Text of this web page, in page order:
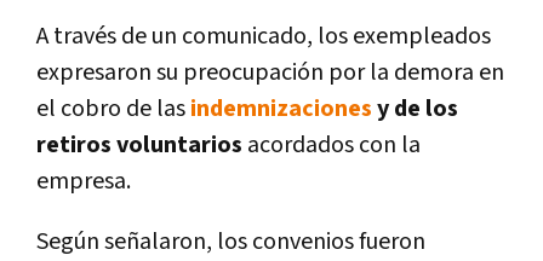
A través de un comunicado, los exempleados
expresaron su preocupación por la demora en
el cobro de lasindemnizacionesy de los
retiros voluntarios acordados con la
empresa.
Según señalaron, los convenios fueron